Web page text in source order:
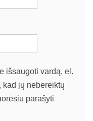
išsaugoti vardą, el.
kad jų nebereiktų
parašyti